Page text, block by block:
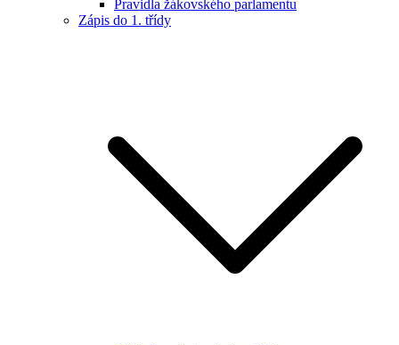
Pravidla žákovského parlamentu
Zápis do 1. třídy